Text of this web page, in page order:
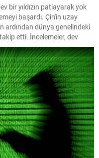
bir yıldızın patlayarak yok
başardı. Çin'in uzay
ardından dünya genelindeki
etti. İncelemeler, dev
da patlayabildiğini ortaya